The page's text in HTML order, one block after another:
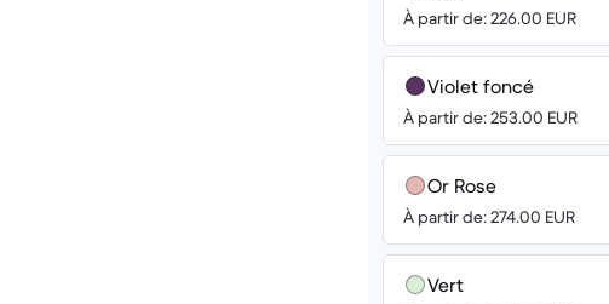
À partir de: 226.00 EUR
Violet foncé
À partir de: 253.00 EUR
Or Rose
À partir de: 274.00 EUR
Vert